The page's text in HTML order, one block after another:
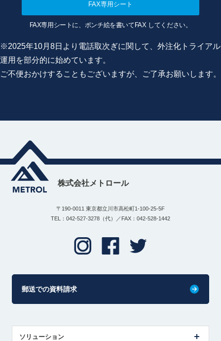
FAX専用シート
FAX専用シートに、ポンチ絵を書いてFAX してください。
※2025年10月8日より電話取次ぎに関して、外注化トライアル
運用を部分的に始めています。
ご不便おかけすることもございますが、ご了承お願いします。
株式会社メトロール
〒190-0011 東京都立川市高松町1-100-25-5F
TEL：042-527-3278（代）／FAX：042-528-1442
郵送での資料請求
ソリューション